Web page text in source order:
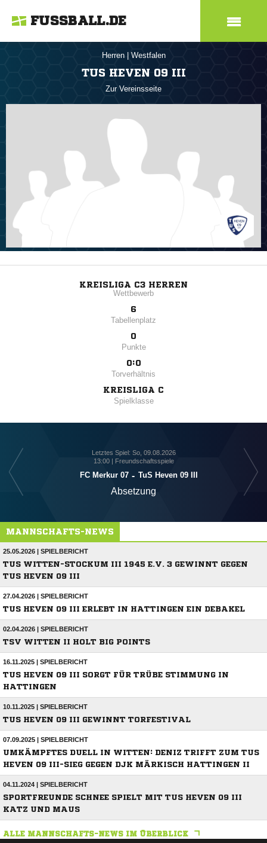
FUSSBALL.DE
Herren Westfalen
TUS HEVEN 09 III
Zur Vereinsseite
KREISLIGA C3 HERREN
Wettbewerb
6
Tabellenplatz
0
Punkte
0:0
Torverhältnis
KREISLIGA C
Spielklasse
Letztes Spiel: So, 09.08.2026
13:00 | Freundschaftsspiele
FC Merkur 07 - TuS Heven 09 III
Absetzung
MANNSCHAFTS-NEWS
25.05.2026 | SPIELBERICHT
TUS WITTEN-STOCKUM III 1945 E.V. 3 GEWINNT GEGEN
TUS HEVEN 09 III
27.04.2026 | SPIELBERICHT
TUS HEVEN 09 III ERLEBT IN HATTINGEN EIN DEBAKEL
02.04.2026 | SPIELBERICHT
TSV WITTEN II HOLT BIG POINTS
16.11.2025 | SPIELBERICHT
TUS HEVEN 09 III SORGT FÜR TRÜBE STIMMUNG IN
HATTINGEN
10.11.2025 | SPIELBERICHT
TUS HEVEN 09 III GEWINNT TORFESTIVAL
07.09.2025 | SPIELBERICHT
UMKÄMPFTES DUELL IN WITTEN: DENIZ TRIFFT ZUM TUS
HEVEN 09 III-SIEG GEGEN DJK MÄRKISCH HATTINGEN II
04.11.2024 | SPIELBERICHT
SPORTFREUNDE SCHNEE SPIELT MIT TUS HEVEN 09 III
KATZ UND MAUS
ALLE MANNSCHAFTS-NEWS IM ÜBERBLICK